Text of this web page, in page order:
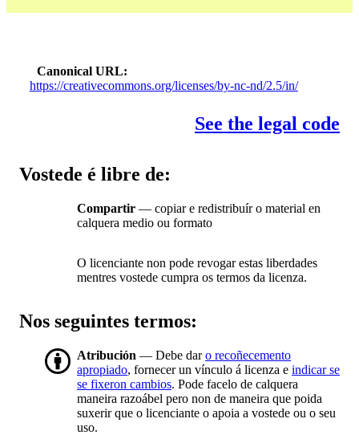
Canonical URL
https://creativecommons.org/licenses/by-nc-nd/2.5/in/
See the legal code
Vostede é libre de:
Compartir — copiar e redistribuír o material en
calquera medio ou formato
O licenciante non pode revogar estas liberdades
mentres vostede cumpra os termos da licenza.
Nos seguintes termos:
Atribución — Debe daro recoñecemento
apropiado, fornecer un vínculo á licenza e indicar se
se fixeron cambios. Pode facelo de calquera
maneira razoábel pero non de maneira que poida
suxerir que o licenciante o apoia a vostede ou o seu
uso.